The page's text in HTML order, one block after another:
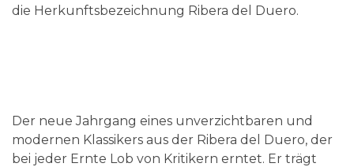
die Herkunftsbezeichnung Ribera del Duero.
Der neue Jahrgang eines unverzichtbaren und
modernen Klassikers aus der Ribera del Duero, der
bei jeder Ernte Lob von Kritikern erntet. Er trägt